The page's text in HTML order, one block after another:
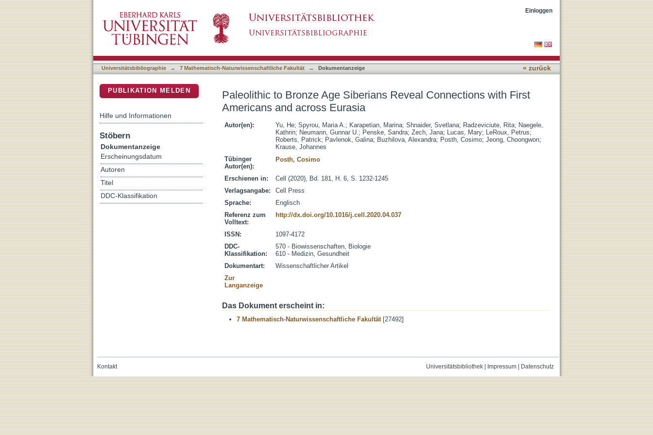
Paleolithic to Bronze Age Siberians Reveal Connections with First Americans and across Eurasia
Einloggen
Universitätsbibliographie → 7 Mathematisch-Naturwissenschaftliche Fakultät → Dokumentanzeige « zurück
Paleolithic to Bronze Age Siberians Reveal Connections with First
Americans and across Eurasia
Autor(en): Yu, He; Spyrou, Maria A.; Karapetian, Marina; Shnaider, Svetlana; Radzeviciute, Rita; Naegele,
Kathrin; Neumann, Gunnar U.; Penske, Sandra; Zech, Jana; Lucas, Mary; LeRoux, Petrus;
Roberts, Patrick; Pavlenok, Galina; Buzhilova, Alexandra; Posth, Cosimo; Jeong, Choongwon;
Krause, Johannes
Tübinger
Autor(en):
Posth, Cosimo
Erschienen in:
Cell (2020), Bd. 181, H. 6, S. 1232-1245
Verlagsangabe:
Cell Press
Sprache:
Englisch
Referenz zum
Volltext:
http://dx.doi.org/10.1016/j.cell.2020.04.037
ISSN:
1097-4172
DDC-
Klassifikation:
570 - Biowissenschaften, Biologie
610 - Medizin, Gesundheit
Dokumentart:
Wissenschaftlicher Artikel
Zur
Langanzeige
Das Dokument erscheint in:
7 Mathematisch-Naturwissenschaftliche Fakultät[27492]
PUBLIKATION MELDEN
Hilfe und Informationen
Stöbern
Dokumentanzeige
Erscheinungsdatum
Autoren
Titel
DDC-Klassifikation
Universitätsbibliothek| Impressum| Datenschutz
Kontakt